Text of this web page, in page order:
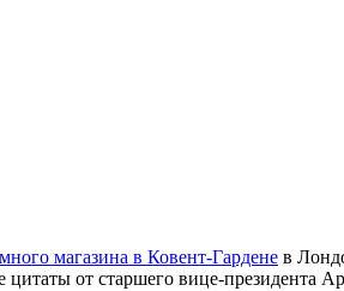
магазина в Ковент-Гардене в
от старшего вице-президента